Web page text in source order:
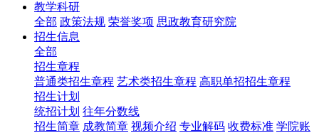
教学科研
全部 政策法规 荣誉奖项 思政教育研究院
招生信息
全部
招生章程
普通类招生章程 艺术类招生章程 高职单招招生章程
招生计划
统招计划 往年分数线
招生简章 成教简章 视频介绍 专业解码 收费标准 学院账